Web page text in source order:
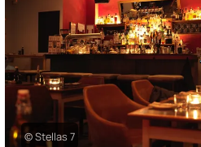
© Stellas 7